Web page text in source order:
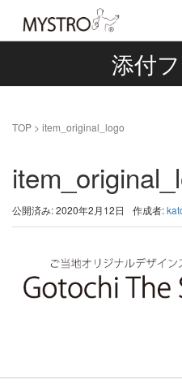
添付
TOP > item_original_logo
公開済み: 2020年2月12日 作成者: